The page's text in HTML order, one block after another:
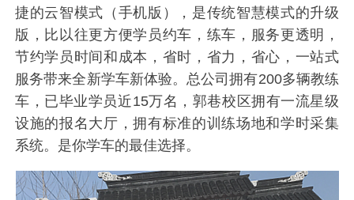
捷的云智模式（手机版），是传统智慧模式的升级
版，比以往更方便学员约车，练车，服务更透明，
节约学员时间和成本，省时，省力，省心，一站式
服务带来全新学车新体验。总公司拥有200多辆教练
车，已毕业学员近15万名，郭巷校区拥有一流星级
设施的报名大厅，拥有标准的训练场地和学时采集
系统。是你学车的最佳选择。